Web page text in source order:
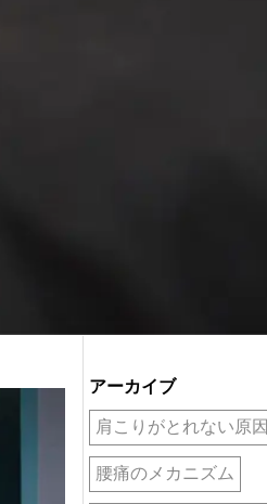
アーカイブ
肩こりがとれない原因
腰痛のメカニズム